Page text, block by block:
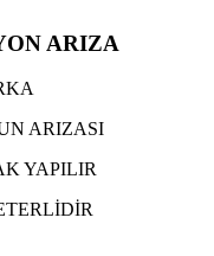
ARIZA
ARIZASI
YAPILIR